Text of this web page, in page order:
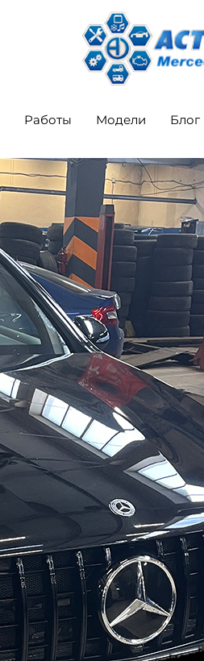
Работы Модели Блог